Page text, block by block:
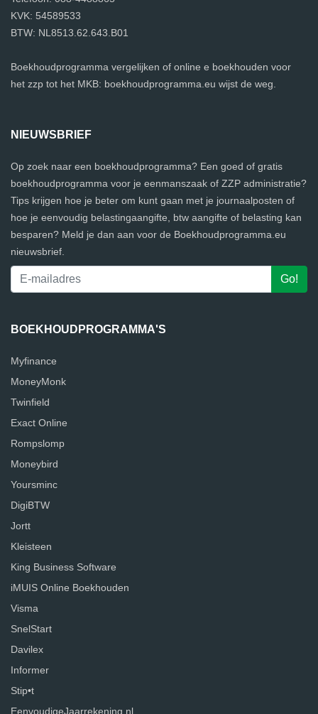
KVK: 54589533
BTW: NL8513.62.643.B01
Boekhoudprogramma vergelijken of online e boekhouden voor
het zzp tot het MKB: boekhoudprogramma.eu wijst de weg.
NIEUWSBRIEF
Op zoek naar een boekhoudprogramma? Een goed of gratis
boekhoudprogramma voor je eenmanszaak of ZZP administratie?
Tips krijgen hoe je beter om kunt gaan met je journaalposten of
hoe je eenvoudig belastingaangifte, btw aangifte of belasting kan
besparen? Meld je dan aan voor de Boekhoudprogramma.eu
nieuwsbrief.
BOEKHOUDPROGRAMMA'S
Myfinance
MoneyMonk
Twinfield
Exact Online
Rompslomp
Moneybird
Yoursminc
DigiBTW
Jortt
Kleisteen
King Business Software
iMUIS Online Boekhouden
Visma
SnelStart
Davilex
Informer
Stip•t
EenvoudigeJaarrekening.nl